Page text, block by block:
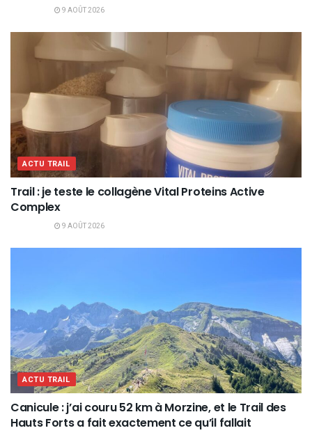
9 AOÛT 2026
ACTU TRAIL
Trail : je teste le collagène Vital Proteins Active
Complex
9 AOÛT 2026
ACTU TRAIL
Canicule : j’ai couru 52 km à Morzine, et le Trail des
Hauts Forts a fait exactement ce qu’il fallait